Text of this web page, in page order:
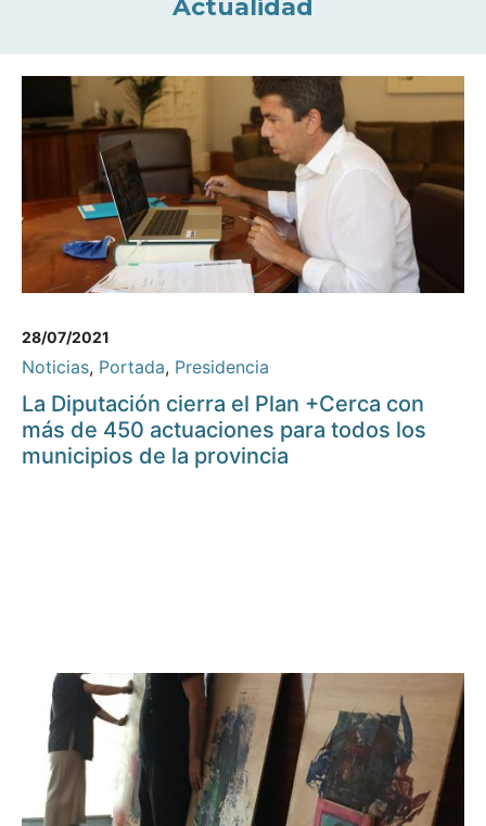
Actualidad
28/07/2021
Noticias, Portada, Presidencia
La Diputación cierra el Plan +Cerca con
más de 450 actuaciones para todos los
municipios de la provincia